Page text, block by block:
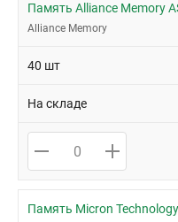
Память Alliance Memory
Alliance Memory
40 шт
На складе
Память Micron